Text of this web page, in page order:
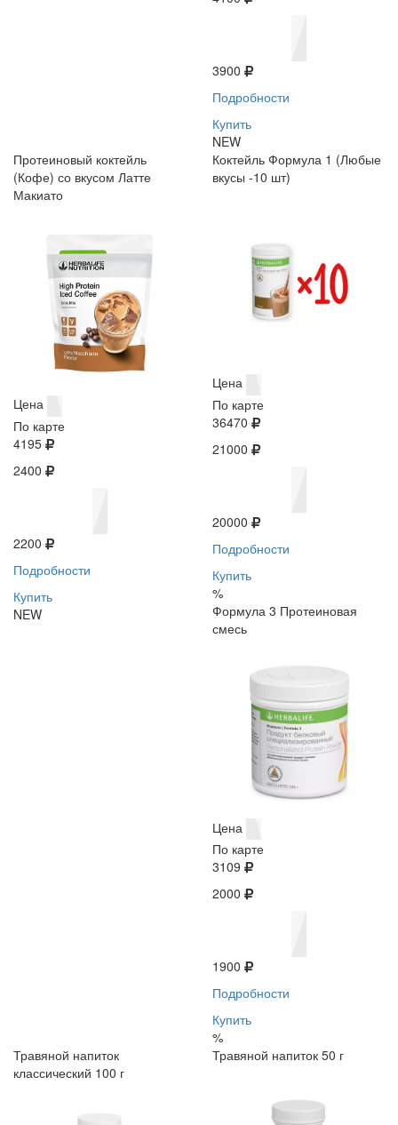
3900
Подробности
Купить
NEW
Протеиновый коктейль
(Кофе) со вкусом Латте
Макиато
Цена
По карте
4195
2400
2200
Подробности
Купить
NEW
Коктейль Формула 1 (Любые
вкусы -10 шт)
Цена
По карте
36470
21000
20000
Подробности
Купить
%
Формула 3 Протеиновая
смесь
Цена
По карте
3109
2000
1900
Подробности
Купить
%
Травяной напиток
классический 100 г
Травяной напиток 50 г